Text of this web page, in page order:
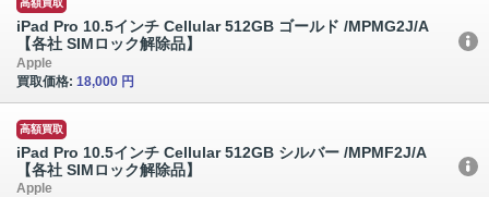
高額買取
iPad Pro 10.5インチ Cellular 512GB ゴールド /MPMG2J/A
【各社 SIMロック解除品】
Apple
買取価格: 18,000 円
高額買取
iPad Pro 10.5インチ Cellular 512GB シルバー /MPMF2J/A
【各社 SIMロック解除品】
Apple